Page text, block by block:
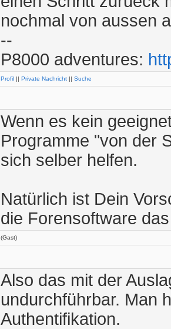
nochmal von aussen
--
P8000 adventures:
Profil || Private Nachricht || Suche
Wenn es kein
Programme "von der
sich selber helfen.
Natürlich ist Dein
die Forensoftware
(Gast)
Also das mit der
undurchführbar. Man
Authentifikation.